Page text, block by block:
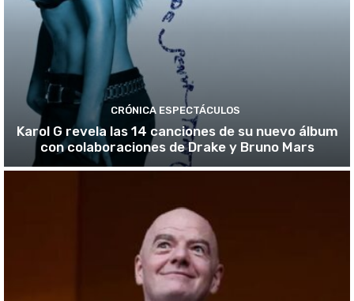
CRÓNICA ESPECTÁCULOS
Karol G revela las 14 canciones de su nuevo álbum
con colaboraciones de Drake y Bruno Mars